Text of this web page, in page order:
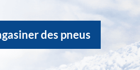
des pneus